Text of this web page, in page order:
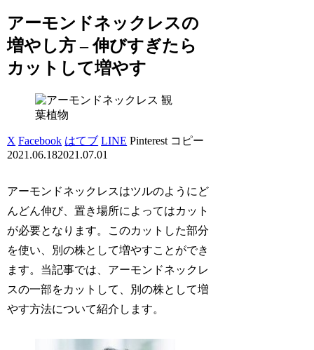
アーモンドネックレスの
増やし方 – 伸びすぎたら
カットして増やす
観
葉植物
X Facebook はてブ LINE Pinterest コピー
2021.06.182021.07.01
アーモンドネックレスはツルのようにど
んどん伸び、置き場所によってはカット
が必要となります。このカットした部分
を使い、別の株として増やすことができ
ます。当記事では、アーモンドネックレ
スの一部をカットして、別の株として増
やす方法について紹介します。